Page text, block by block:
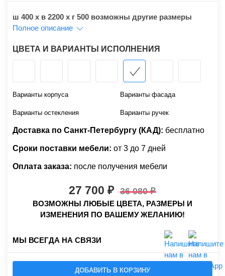
ш 400 х в 2200 х г 500 возможны другие размеры
Полное описание
ЦВЕТА И ВАРИАНТЫ ИСПОЛНЕНИЯ
Варианты корпуса Варианты фасада
Варианты остекления Варианты ручек
Доставка по Санкт-Петербургу (КАД): бесплатно
Сроки поставки мебели: от 3 до 7 дней
Оплата заказа: после получения мебели
27 700 36 080
ВОЗМОЖНЫ ЛЮБЫЕ ЦВЕТА, РАЗМЕРЫ И
ИЗМЕНЕНИЯ ПО ВАШЕМУ ЖЕЛАНИЮ!
МЫ ВСЕГДА НА СВЯЗИ
ДОБАВИТЬ В КОРЗИНУ